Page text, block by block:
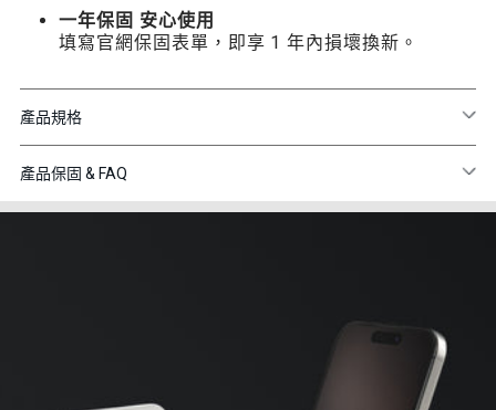
一年保固 安心使用
填寫官網保固表單，即享 1 年內損壞換新。
產品規格
產品保固 & FAQ